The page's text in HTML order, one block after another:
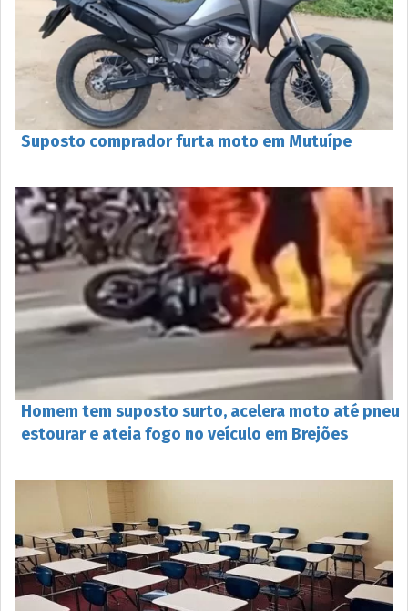
Suposto comprador furta moto em Mutuípe
Homem tem suposto surto, acelera moto até pneu
estourar e ateia fogo no veículo em Brejões